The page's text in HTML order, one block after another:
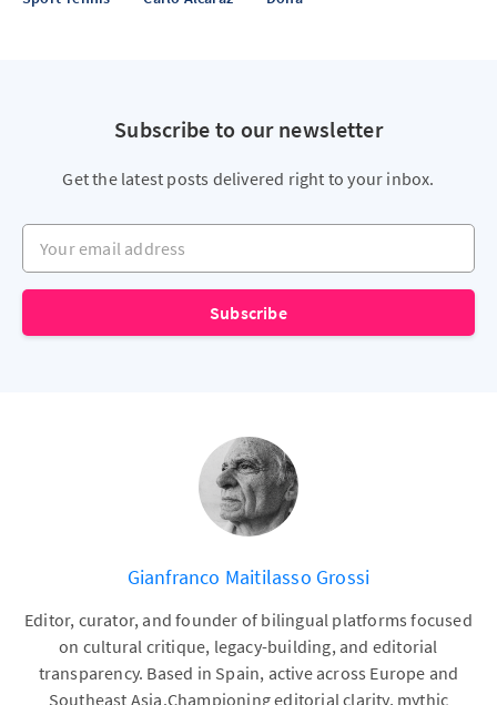
Subscribe to our newsletter
Get the latest posts delivered right to your inbox.
Your email address
Subscribe
Gianfranco Maitilasso Grossi
Editor, curator, and founder of bilingual platforms focused
on cultural critique, legacy-building, and editorial
transparency. Based in Spain, active across Europe and
Southeast Asia.Championing editorial clarity, mythic